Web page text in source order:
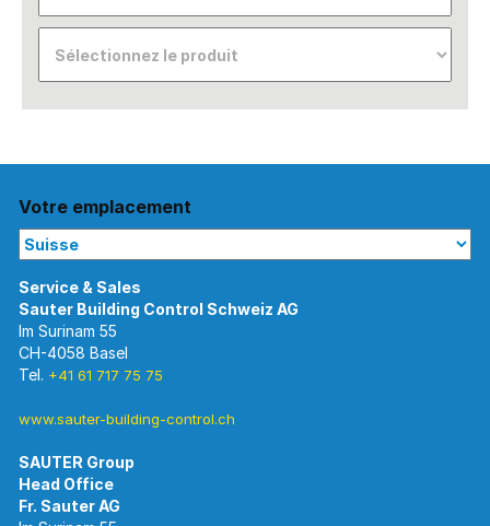
Votre emplacement
Im Surinam 55
CH-4058 Basel
Tel. +41 61 717 75 75
www.sauter-building-control.ch
SAUTER Group
Head Office